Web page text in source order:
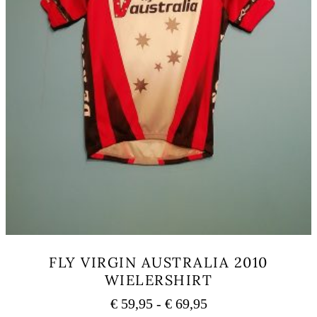
FLY VIRGIN AUSTRALIA 2010
WIELERSHIRT
€59,95 - €69,95Rango